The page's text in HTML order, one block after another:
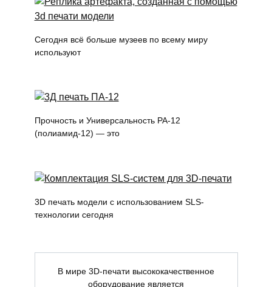
Сегодня всё больше музеев по всему миру
используют
Прочность и Универсальность PA-12
(полиамид-12) — это
3D печать модели с использованием SLS-
технологии сегодня
В мире 3D-печати высококачественное
оборудование является